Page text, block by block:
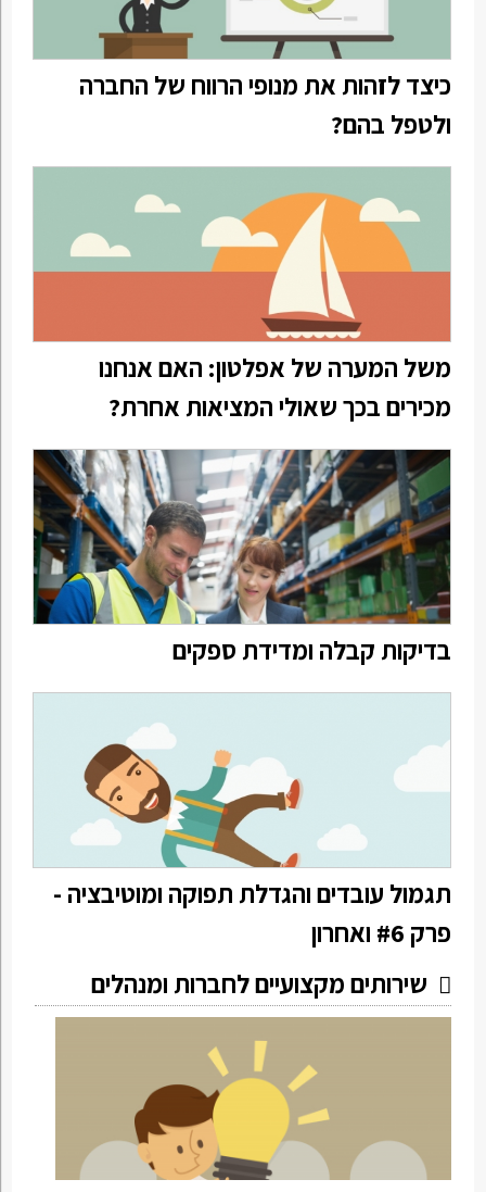
כיצד לזהות את מנופי הרווח של החברה
ולטפל בהם?
משל המערה של אפלטון: האם אנחנו
מכירים בכך שאולי המציאות אחרת?
בדיקות קבלה ומדידת ספקים
תגמול עובדים והגדלת תפוקה ומוטיבציה -
פרק #6 ואחרון
שירותים מקצועיים לחברות ומנהלים